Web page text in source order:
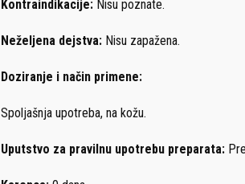
Kontraindikacije: Nisu poznate.
Neželjena dejstva: Nisu zapažena.
Doziranje i način primene:
Spoljašnja upotreba, na kožu.
Uputstvo za pravilnu upotrebu preparata: